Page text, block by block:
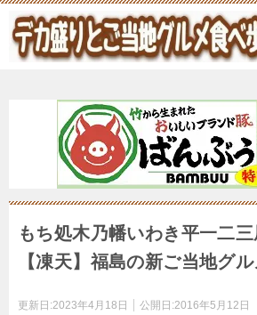
もち処木乃幡いわき平一二
【凍天】福島の新ご当地グル
更新日:2023年4月18日 公開日:2016年5月12日